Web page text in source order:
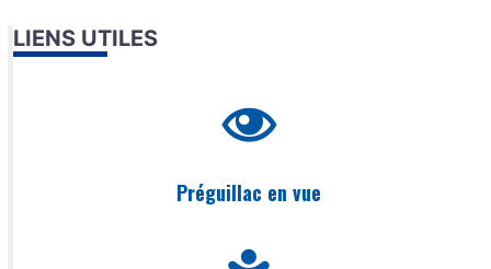
LIENS UTILES
Préguillac en vue